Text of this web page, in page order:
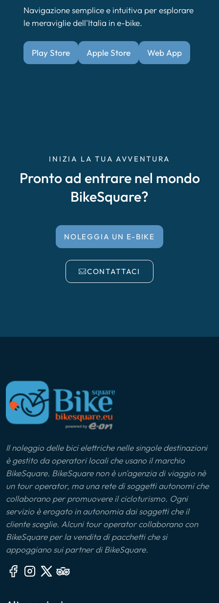
Navigazione semplice e intuitiva per esplorare
le meraviglie dell'Italia in e-bike.
Play Store Apple Store Web App
INIZIA LA TUA AVVENTURA
Pronto ad entrare nel mondo
BikeSquare?
NOLEGGIA UN E-BIKE
CONTATTACI
Il noleggio delle bici elettriche nelle singole destinazioni
è gestito da operatori locali che usano il marchio
BikeSquare. BikeSquare non è un'agenzia di viaggio nè
un tour operator, ma una rete di soggetti autonomi che
collaborano per promuovere il cicloturismo. Ogni
servizio è erogato in autonomia dai soggetti che il
cliente sceglie. Alcuni tour operator collaborano con
BikeSquare per la vendita di pacchetti che si
appoggiano sui partner di BikeSquare.